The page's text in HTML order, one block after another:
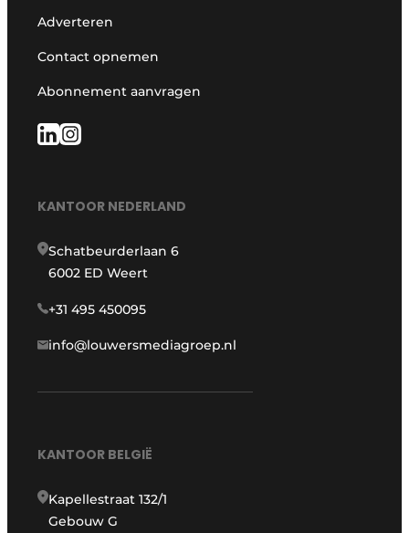
Adverteren
Contact opnemen
Abonnement aanvragen
KANTOOR NEDERLAND
Schatbeurderlaan 6
6002 ED Weert
+31 495 450095
info@louwersmediagroep.nl
KANTOOR BELGIË
Kapellestraat 132/1
Gebouw G